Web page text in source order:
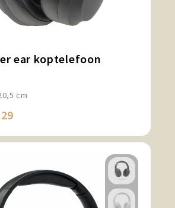
ear koptelefoon
cm